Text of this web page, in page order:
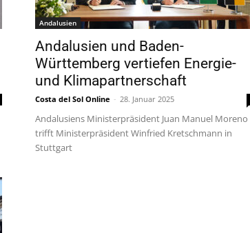
Andalusien
Andalusien und Baden-
Württemberg vertiefen Energie-
und Klimapartnerschaft
Costa del Sol Online - 28. Januar 2025
Andalusiens Ministerpräsident Juan Manuel Moreno
trifft Ministerpräsident Winfried Kretschmann in
Stuttgart